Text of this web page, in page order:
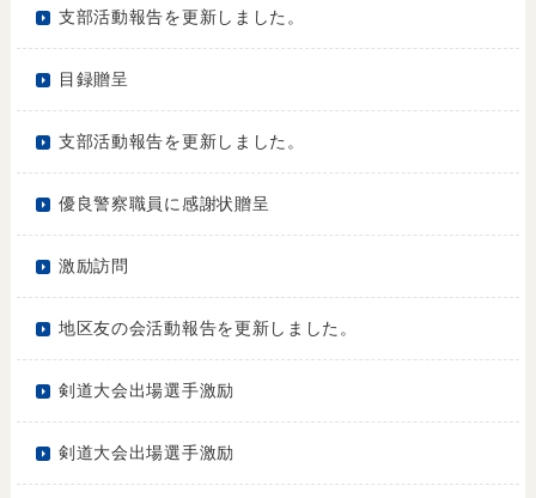
支部活動報告を更新しました。
目録贈呈
支部活動報告を更新しました。
優良警察職員に感謝状贈呈
激励訪問
地区友の会活動報告を更新しました。
剣道大会出場選手激励
剣道大会出場選手激励